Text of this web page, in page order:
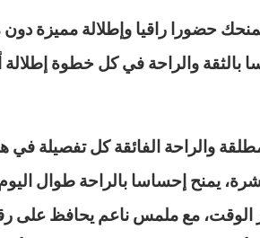
حضورا راقيا وإطلالة مميزة
بالثقة والراحة في كل خطوة
والراحة الفائقة كل تفصيلة
يمنح إحساسا بالراحة طوال
الوقت، مع ملمس ناعم يحافظ على